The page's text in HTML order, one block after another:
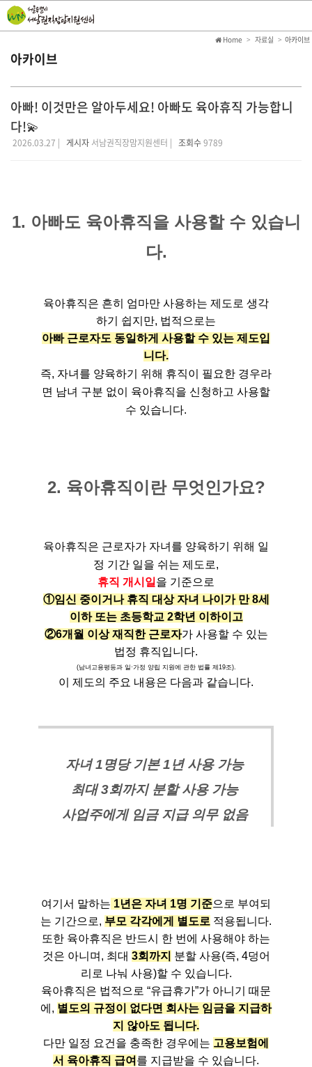
아카이브
Home 자료실 아카이브
아빠! 이것만은 알아두세요! 아빠도 육아휴직 가능합니
다!💫
2026.03.27 | 게시자 서남권직장맘지원센터 | 조회수9789
1. 아빠도 육아휴직을 사용할 수 있습니
다.
육아휴직은 흔히 엄마만 사용하는 제도로 생각
하기 쉽지만, 법적으로는
아빠 근로자도 동일하게 사용할 수 있는 제도입
니다.
즉, 자녀를 양육하기 위해 휴직이 필요한 경우라
면 남녀 구분 없이 육아휴직을 신청하고 사용할
수 있습니다.
2. 육아휴직이란 무엇인가요?
육아휴직은 근로자가 자녀를 양육하기 위해 일
정 기간 일을 쉬는 제도로,
휴직 개시일 을 기준으로
①임신 중이거나 휴직 대상 자녀 나이가 만 8세
이하 또는 초등학교 2학년 이하이고
②6개월 이상 재직한 근로자가 사용할 수 있는
법정 휴직입니다.
(남녀고용평등과 일·가정 양립 지원에 관한 법률 제19조).
이 제도의 주요 내용은 다음과 같습니다.
자녀 1명당 기본 1년 사용 가능
최대 3회까지 분할 사용 가능
사업주에게 임금 지급 의무 없음
여기서 말하는 1년은 자녀 1명 기준으로 부여되
는 기간으로, 부모 각각에게 별도로 적용됩니다.
또한 육아휴직은 반드시 한 번에 사용해야 하는
것은 아니며, 최대 3회까지 분할 사용(즉, 4덩어
리로 나눠 사용)할 수 있습니다.
육아휴직은 법적으로 “유급휴가”가 아니기 때문
에, 별도의 규정이 없다면 회사는 임금을 지급하
지 않아도 됩니다.
다만 일정 요건을 충족한 경우에는 고용보험에
서 육아휴직 급여 를 지급받을 수 있습니다.